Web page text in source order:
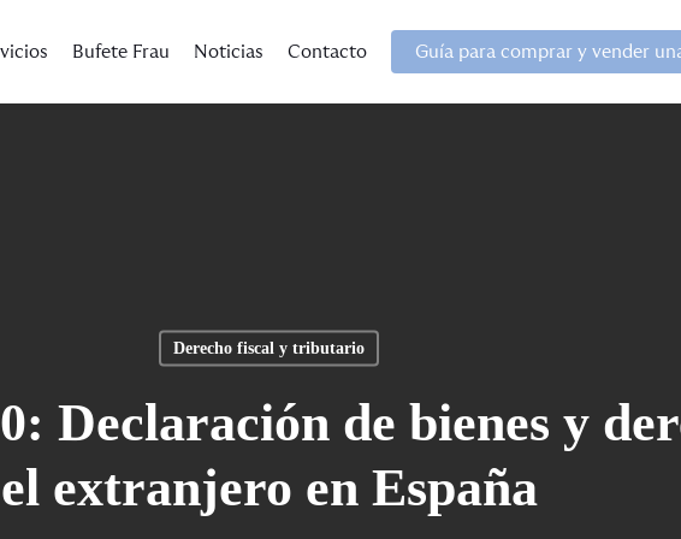
Bufete Frau Noticias Contacto Guía para comprar y vender
Derecho fiscal y tributario
Declaración de bienes y
el extranjero en España